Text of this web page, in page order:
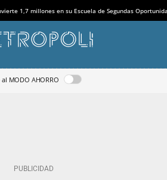
1,7 millones en su Escuela de Segundas
al MODO AHORRO